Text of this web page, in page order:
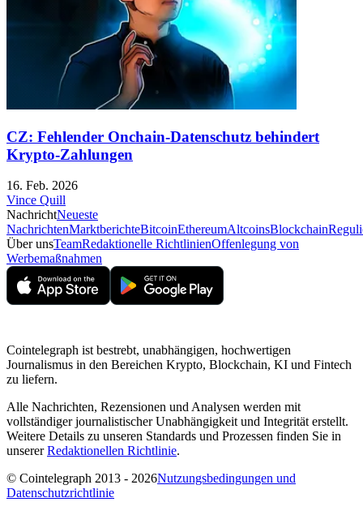
CZ: Fehlender Onchain-Datenschutz behindert
Krypto-Zahlungen
16. Feb. 2026
Vince Quill
NachrichtNeueste
NachrichtenMarktberichteBitcoinEthereumAltcoinsBlockchain
Über unsTeamRedaktionelle RichtlinienOffenlegung von
Werbemaßnahmen
Cointelegraph ist bestrebt, unabhängigen, hochwertigen
Journalismus in den Bereichen Krypto, Blockchain, KI und Fintech
zu liefern.
Alle Nachrichten, Rezensionen und Analysen werden mit
vollständiger journalistischer Unabhängigkeit und Integrität erstellt.
Weitere Details zu unseren Standards und Prozessen finden Sie in
unsererRedaktionellen Richtlinie.
© Cointelegraph 2013 - 2026Nutzungsbedingungen und
Datenschutzrichtlinie